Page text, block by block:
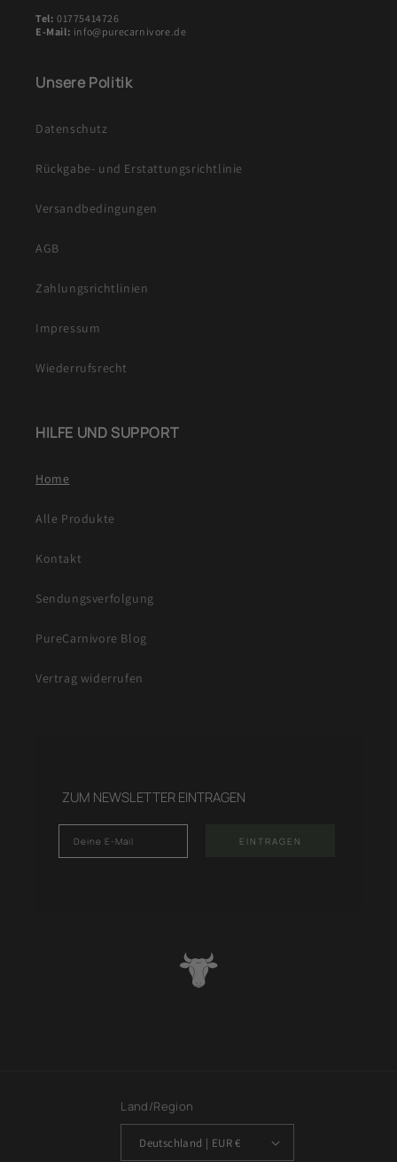
Tel: 01775414726
E-Mail: info@purecarnivore.de
Unsere Politik
Datenschutz
Rückgabe- und Erstattungsrichtlinie
Versandbedingungen
AGB
Zahlungsrichtlinien
Impressum
Wiederrufsrecht
HILFE UND SUPPORT
Home
Alle Produkte
Kontakt
Sendungsverfolgung
PureCarnivore Blog
Vertrag widerrufen
ZUM NEWSLETTER EINTRAGEN
EINTRAGEN
Land/Region
Deutschland | EUR €